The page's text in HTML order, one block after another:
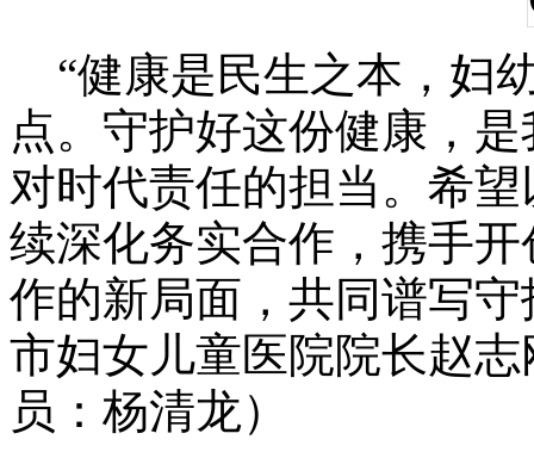
“健康是民生之本，妇
点。守护好这份健康，
对时代责任的担当。希
续深化务实合作，携手
作的新局面，共同谱写
市妇女儿童医院院长赵
员：杨清龙）